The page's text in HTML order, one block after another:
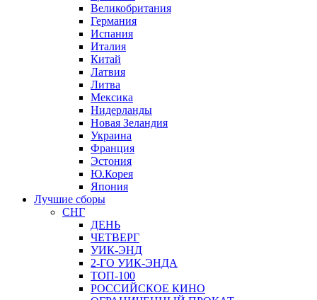
Великобритания
Германия
Испания
Италия
Китай
Латвия
Литва
Мексика
Нидерланды
Новая Зеландия
Украина
Франция
Эстония
Ю.Корея
Япония
Лучшие сборы
СНГ
ДЕНЬ
ЧЕТВЕРГ
УИК-ЭНД
2-ГО УИК-ЭНДА
ТОП-100
РОССИЙСКОЕ КИНО